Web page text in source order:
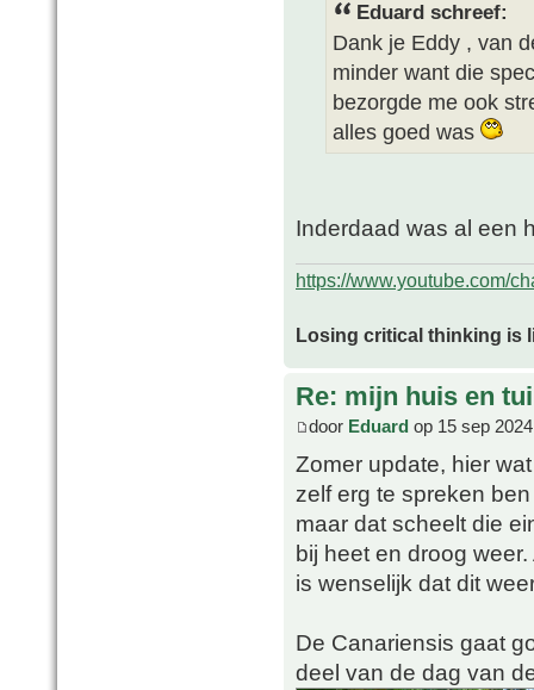
Eduard schreef:
Dank je Eddy , van
minder want die
bezorgde me ook
alles goed was
Inderdaad was al een
https://www.youtube.com/
Losing critical thinking is
Re: mijn huis en
door Eduard op 15 sep
Zomer update, hier
zelf erg te spreken
maar dat scheelt die
bij heet en droog
is wenselijk dat dit
De Canariensis gaat
deel van de dag van